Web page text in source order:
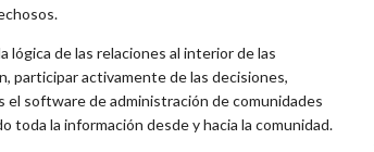
de las relaciones al interior de las
participar activamente de las decisiones,
el software de administración de comunidades
la información desde y hacia la comunidad.